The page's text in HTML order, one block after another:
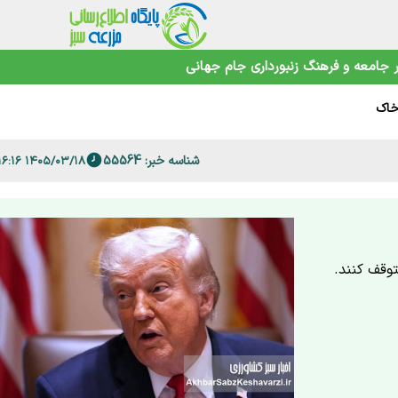
جامعه و فرهنگ زنبورداری جام جهانی
می‌دهند
رسید
شناسه خبر: 55564 ۱۴۰۵/۰۳/۱۸ ۱۴:۱۶:۱۶
کنند.